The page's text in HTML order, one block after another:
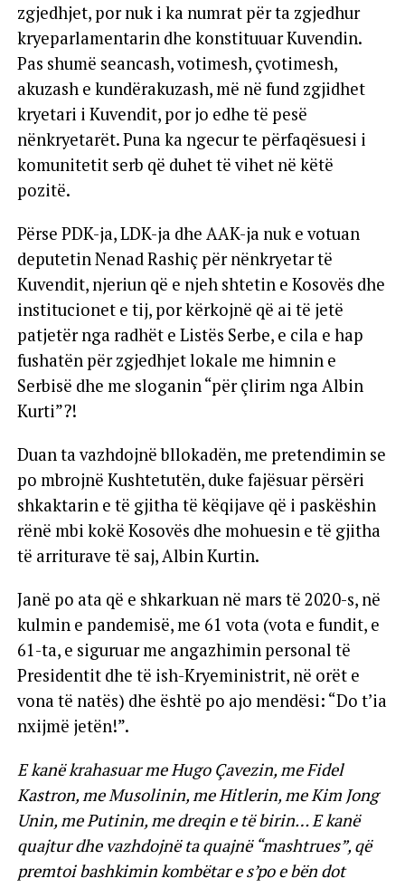
zgjedhjet, por nuk i ka numrat për ta zgjedhur
kryeparlamentarin dhe konstituuar Kuvendin.
Pas shumë seancash, votimesh, çvotimesh,
akuzash e kundërakuzash, më në fund zgjidhet
kryetari i Kuvendit, por jo edhe të pesë
nënkryetarët. Puna ka ngecur te përfaqësuesi i
komunitetit serb që duhet të vihet në këtë
pozitë.
Përse PDK-ja, LDK-ja dhe AAK-ja nuk e votuan
deputetin Nenad Rashiç për nënkryetar të
Kuvendit, njeriun që e njeh shtetin e Kosovës dhe
institucionet e tij, por kërkojnë që ai të jetë
patjetër nga radhët e Listës Serbe, e cila e hap
fushatën për zgjedhjet lokale me himnin e
Serbisë dhe me sloganin “për çlirim nga Albin
Kurti”?!
Duan ta vazhdojnë bllokadën, me pretendimin se
po mbrojnë Kushtetutën, duke fajësuar përsëri
shkaktarin e të gjitha të këqijave që i paskëshin
rënë mbi kokë Kosovës dhe mohuesin e të gjitha
të arriturave të saj, Albin Kurtin.
Janë po ata që e shkarkuan në mars të 2020-s, në
kulmin e pandemisë, me 61 vota (vota e fundit, e
61-ta, e siguruar me angazhimin personal të
Presidentit dhe të ish-Kryeministrit, në orët e
vona të natës) dhe është po ajo mendësi: “Do t’ia
nxijmë jetën!”.
E kanë krahasuar me Hugo Çavezin, me Fidel
Kastron, me Musolinin, me Hitlerin, me Kim Jong
Unin, me Putinin, me dreqin e të birin… E kanë
quajtur dhe vazhdojnë ta quajnë “mashtrues”, që
premtoi bashkimin kombëtar e s’po e bën dot